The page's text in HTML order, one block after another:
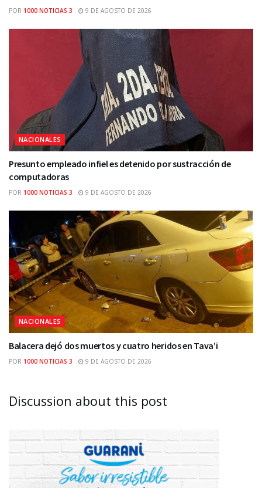
POR 1000 NOTICIAS 3 9 DE AGOSTO DE 2026
NACIONALES
Presunto empleado infiel es detenido por sustracción de
computadoras
POR 1000 NOTICIAS 3 9 DE AGOSTO DE 2026
NACIONALES
Balacera dejó dos muertos y cuatro heridos en Tava’i
POR 1000 NOTICIAS 3 9 DE AGOSTO DE 2026
Discussion about this post